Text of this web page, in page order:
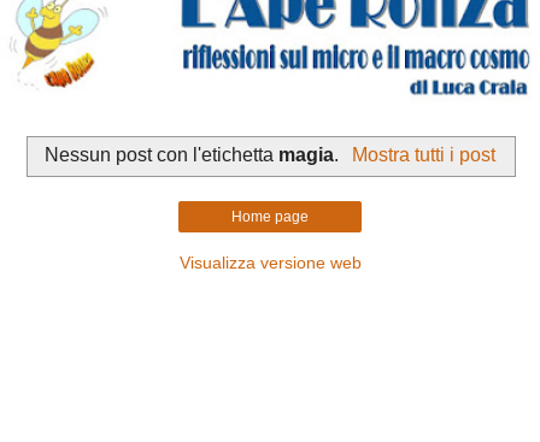
Nessun post con l'etichetta magia. Mostra tutti i post
Home page
Visualizza versione web